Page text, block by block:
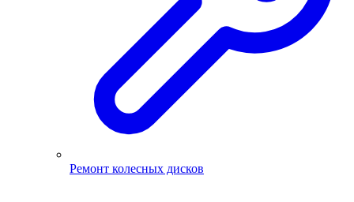
Ремонт колесных дисков